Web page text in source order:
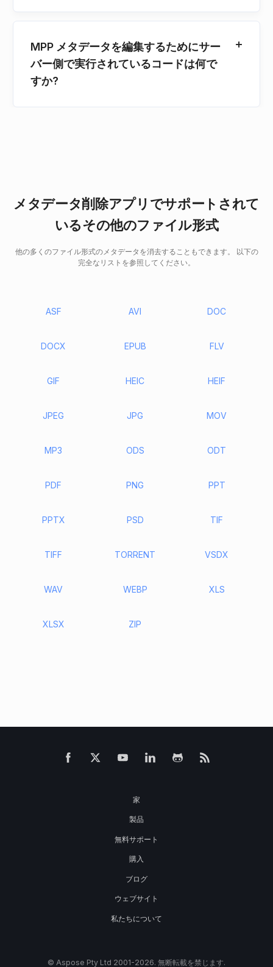
MPP メタデータを編集するためにサー
バー側で実行されているコードは何で
すか?
メタデータ削除アプリでサポートされて
いるその他のファイル形式
他の多くのファイル形式のメタデータを消去することもできます。 以下の
完全なリストを参照してください。
ASF AVI DOC
DOCX EPUB FLV
GIF HEIC HEIF
JPEG JPG MOV
MP3 ODS ODT
PDF PNG PPT
PPTX PSD TIF
TIFF TORRENT VSDX
WAV WEBP XLS
XLSX ZIP
家
製品
無料サポート
購入
ブログ
ウェブサイト
私たちについて
© Aspose Pty Ltd 2001-2026. 無断転載を禁じます.